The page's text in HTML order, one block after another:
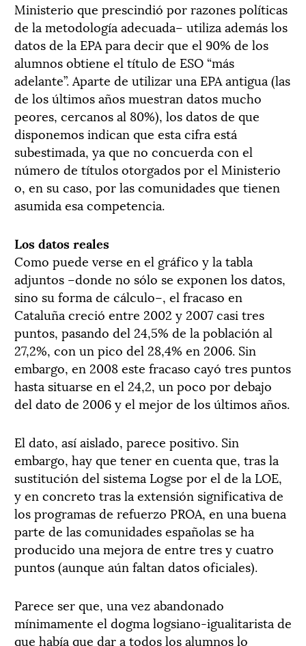
Ministerio que prescindió por razones políticas
de la metodología adecuada– utiliza además los
datos de la EPA para decir que el 90% de los
alumnos obtiene el título de ESO “más
adelante”. Aparte de utilizar una EPA antigua (las
de los últimos años muestran datos mucho
peores, cercanos al 80%), los datos de que
disponemos indican que esta cifra está
subestimada, ya que no concuerda con el
número de títulos otorgados por el Ministerio
o, en su caso, por las comunidades que tienen
asumida esa competencia.
Los datos reales
Como puede verse en el gráfico y la tabla
adjuntos –donde no sólo se exponen los datos,
sino su forma de cálculo–, el fracaso en
Cataluña creció entre 2002 y 2007 casi tres
puntos, pasando del 24,5% de la población al
27,2%, con un pico del 28,4% en 2006. Sin
embargo, en 2008 este fracaso cayó tres puntos
hasta situarse en el 24,2, un poco por debajo
del dato de 2006 y el mejor de los últimos años.
El dato, así aislado, parece positivo. Sin
embargo, hay que tener en cuenta que, tras la
sustitución del sistema Logse por el de la LOE,
y en concreto tras la extensión significativa de
los programas de refuerzo PROA, en una buena
parte de las comunidades españolas se ha
producido una mejora de entre tres y cuatro
puntos (aunque aún faltan datos oficiales).
Parece ser que, una vez abandonado
mínimamente el dogma logsiano-igualitarista de
que había que dar a todos los alumnos lo